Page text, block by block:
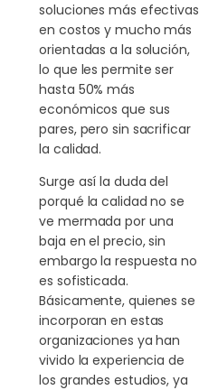
soluciones más efectivas
en costos y mucho más
orientadas a la solución,
lo que les permite ser
hasta 50% más
económicos que sus
pares, pero sin sacrificar
la calidad.
Surge así la duda del
porqué la calidad no se
ve mermada por una
baja en el precio, sin
embargo la respuesta no
es sofisticada.
Básicamente, quienes se
incorporan en estas
organizaciones ya han
vivido la experiencia de
los grandes estudios, ya